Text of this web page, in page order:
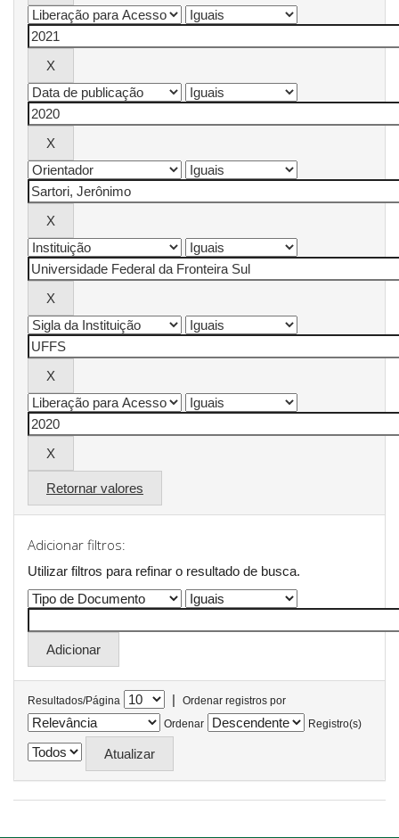
Retornar valores
Adicionar filtros:
Utilizar filtros para refinar o resultado de busca.
Resultados/Página |
Ordenar registros por
Ordenar
Registro(s)